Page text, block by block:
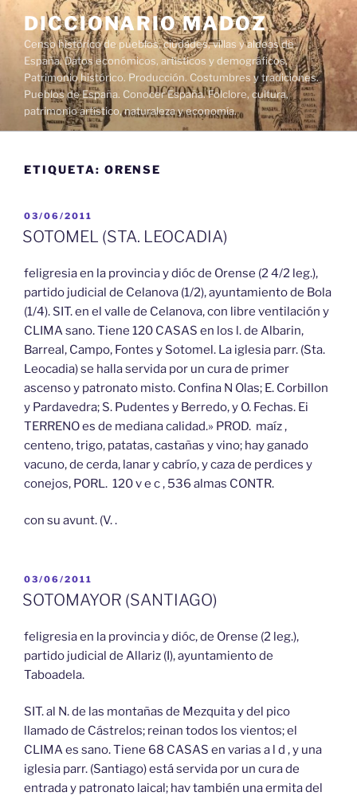
contenido
DICCIONARIO MADOZ
Censo histórico de pueblos, ciudades, villas y aldeas de
España. Datos económicos, artísticos y demográficos.
Patrimonio histórico. Producción. Costumbres y tradiciones.
Pueblos de España. Conocer España. Folclore, cultura,
patrimonio artístico, naturaleza y economía.
ETIQUETA: ORENSE
PUBLICADO
EL
03/06/2011
SOTOMEL (STA. LEOCADIA)
feligresia en la provincia y dióc de Orense (2 4/2 leg.),
partido judicial de Celanova (1/2), ayuntamiento de Bola
(1/4). SIT. en el valle de Celanova, con libre ventilación y
CLIMA sano. Tiene 120 CASAS en los l. de Albarin,
Barreal, Campo, Fontes y Sotomel. La iglesia parr. (Sta.
Leocadia) se halla servida por un cura de primer
ascenso y patronato misto. Confina N Olas; E. Corbillon
y Pardavedra; S. Pudentes y Berredo, y O. Fechas. Ei
TERRENO es de mediana calidad.» PROD. maíz ,
centeno, trigo, patatas, castañas y vino; hay ganado
vacuno, de cerda, lanar y cabrío, y caza de perdices y
conejos, PORL. 120 v e c , 536 almas CONTR.
con su avunt. (V. .
PUBLICADO
EL
03/06/2011
SOTOMAYOR (SANTIAGO)
feligresia en la provincia y dióc, de Orense (2 leg.),
partido judicial de Allariz (I), ayuntamiento de
Taboadela.
SIT. al N. de las montañas de Mezquita y del pico
llamado de Cástrelos; reinan todos los vientos; el
CLIMA es sano. Tiene 68 CASAS en varias a l d , y una
iglesia parr. (Santiago) está servida por un cura de
entrada y patronato laical; hav también una ermita del